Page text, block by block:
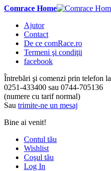
Comrace Home
Ajutor
Contact
De ce comRace.ro
Termeni şi condiţii
facebook
Întrebări şi comenzi prin telefon la
0251-433400 sau 0744-705136
(numere cu tarif normal)
Sau trimite-ne un mesaj
Bine ai venit!
Contul tău
Wishlist
Coşul tău
Log In